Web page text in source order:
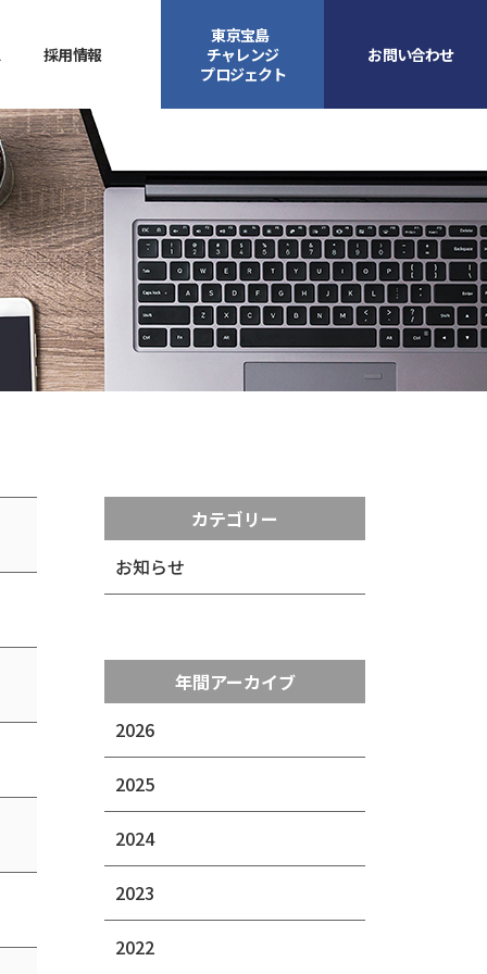
採用情報
東京宝島
チャレンジ
プロジェクト
お問い合わせ
カテゴリー
お知らせ
年間アーカイブ
2026
2025
2024
2023
2022